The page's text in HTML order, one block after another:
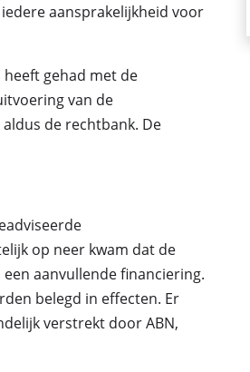
aansprakelijkheid voor
gehad met de
van de
de rechtbank. De
op neer kwam dat de
aanvullende financiering.
belegd in effecten. Er
verstrekt door ABN,